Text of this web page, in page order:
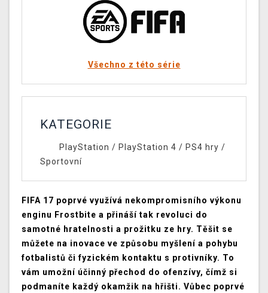
Všechno z této série
KATEGORIE
PlayStation / PlayStation 4 / PS4 hry /
Sportovní
FIFA 17 poprvé využívá nekompromisního výkonu
enginu Frostbite a přináší tak revoluci do
samotné hratelnosti a prožitku ze hry. Těšit se
můžete na inovace ve způsobu myšlení a pohybu
fotbalistů či fyzickém kontaktu s protivníky. To
vám umožní účinný přechod do ofenzívy, čímž si
podmaníte každý okamžik na hřišti. Vůbec poprvé